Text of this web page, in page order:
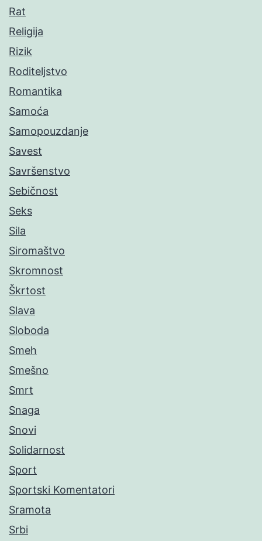
Rat
Religija
Rizik
Roditeljstvo
Romantika
Samoća
Samopouzdanje
Savest
Savršenstvo
Sebičnost
Seks
Sila
Siromaštvo
Skromnost
Škrtost
Slava
Sloboda
Smeh
Smešno
Smrt
Snaga
Snovi
Solidarnost
Sport
Sportski Komentatori
Sramota
Srbi